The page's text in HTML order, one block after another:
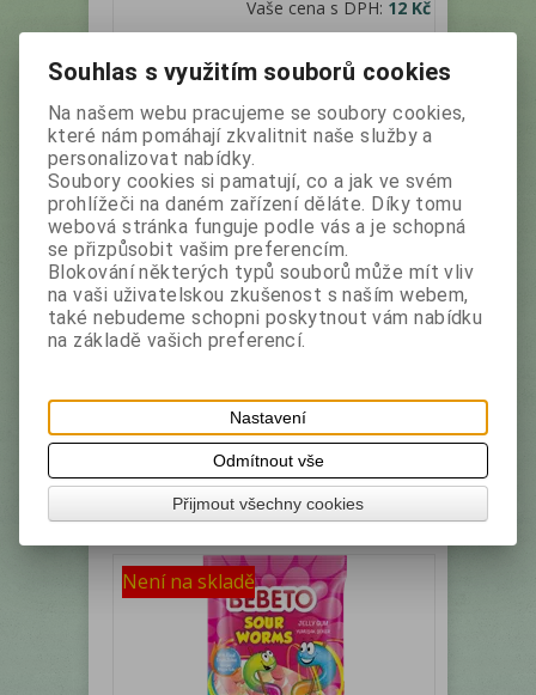
Vaše cena s DPH: 12 Kč
Není na skladě
BEBETO PENDREKY Sour Sticks
Lemon 35g (cena je za box 24kusů)
Cena je za box 24kusů.
Vaše cena bez DPH:
Vaše cena s DPH:209,70 Kč
Není na skladě
Souhlas s využitím souborů cookies
Na našem webu pracujeme se soubory cookies,
které nám pomáhají zkvalitnit naše služby a
personalizovat nabídky.
Soubory cookies si pamatují, co a jak ve svém
prohlížeči na daném zařízení děláte. Díky tomu
webová stránka funguje podle vás a je schopná
se přizpůsobit vašim preferencím.
Blokování některých typů souborů může mít vliv
na vaši uživatelskou zkušenost s naším webem,
také nebudeme schopni poskytnout vám nabídku
na základě vašich preferencí.
Nastavení
Odmítnout vše
Přijmout všechny cookies